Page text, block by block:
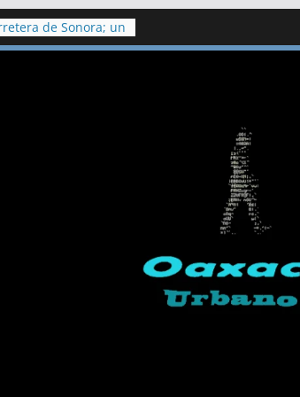
de Sonora; un